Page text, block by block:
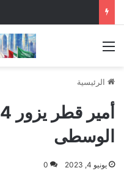
الرئيسية
الوسطى
يونيو 4, 2023 0